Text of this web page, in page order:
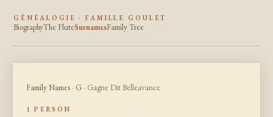
GÉNÉALOGIE · FAMILLE GOULET
BiographyThe FluteSurnamesFamily Tree
Family Names · G · Gagne Dit Belleavance
1 PERSON